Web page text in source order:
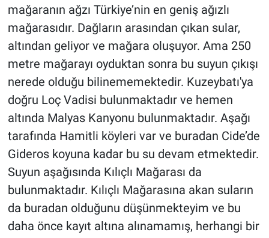
mağaranın ağzı Türkiye’nin en geniş ağızlı
mağarasıdır. Dağların arasından çıkan sular,
altından geliyor ve mağara oluşuyor. Ama 250
metre mağarayı oyduktan sonra bu suyun çıkışı
nerede olduğu bilinememektedir. Kuzeybatı'ya
doğru Loç Vadisi bulunmaktadır ve hemen
altında Malyas Kanyonu bulunmaktadır. Aşağı
tarafında Hamitli köyleri var ve buradan Cide’de
Gideros koyuna kadar bu su devam etmektedir.
Suyun aşağısında Kılıçlı Mağarası da
bulunmaktadır. Kılıçlı Mağarasına akan suların
da buradan olduğunu düşünmekteyim ve bu
daha önce kayıt altına alınamamış, herhangi bir